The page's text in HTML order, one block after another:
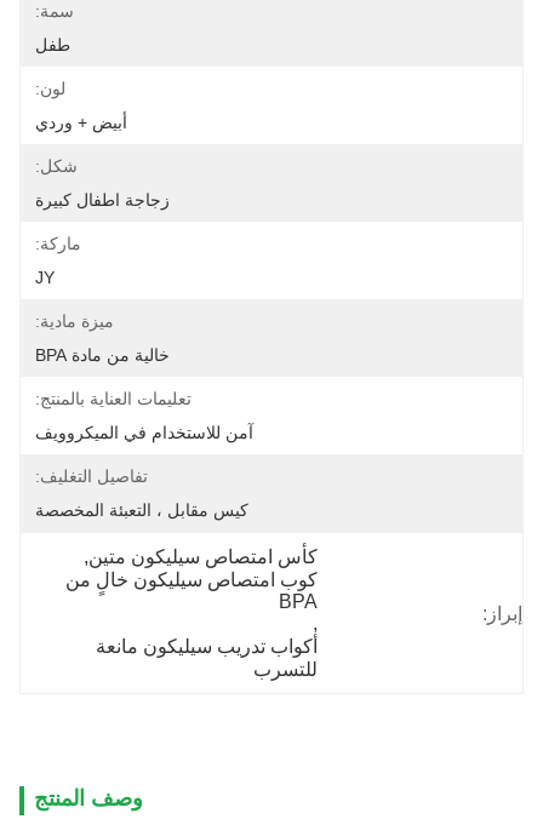
سمة:
طفل
لون:
أبيض + وردي
شكل:
زجاجة اطفال كبيرة
ماركة:
JY
ميزة مادية:
خالية من مادة BPA
تعليمات العناية بالمنتج:
آمن للاستخدام في الميكروويف
تفاصيل التغليف:
كيس مقابل ، التعبئة المخصصة
إبراز:
كأس امتصاص سيليكون متين,
كوب امتصاص سيليكون خالٍ من
BPA
,
أكواب تدريب سيليكون مانعة
للتسرب
وصف المنتج